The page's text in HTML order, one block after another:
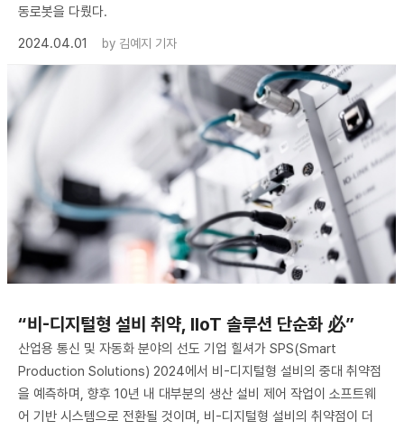
동로봇을 다뤘다.
2024.04.01
by 김예지 기자
“비-디지털형 설비 취약, IIoT 솔루션 단순화 必”
산업용 통신 및 자동화 분야의 선도 기업 힐셔가 SPS(Smart
Production Solutions) 2024에서 비-디지털형 설비의 중대 취약점
을 예측하며, 향후 10년 내 대부분의 생산 설비 제어 작업이 소프트웨
어 기반 시스템으로 전환될 것이며, 비-디지털형 설비의 취약점이 더